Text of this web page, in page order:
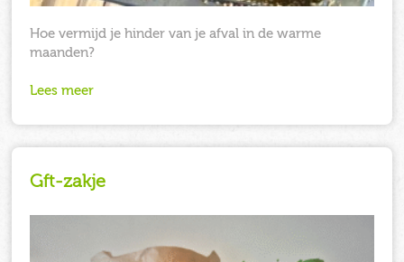
Hoe vermijd je hinder van je afval in de warme
maanden?
Lees meer
Gft-zakje